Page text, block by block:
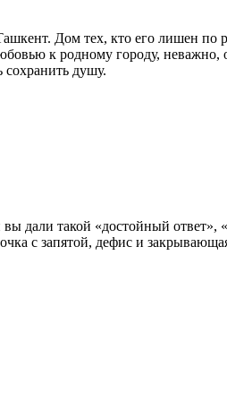
Дом тех, кто его лишен по
к родному городу,
сохранить душу.
дали такой «достойный ответ»,
с запятой, дефис и